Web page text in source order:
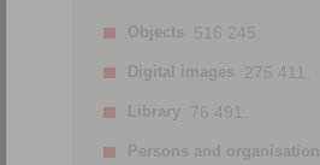
Objects 516 245.
Digital images 275 411.
Library 76 491.
Persons and